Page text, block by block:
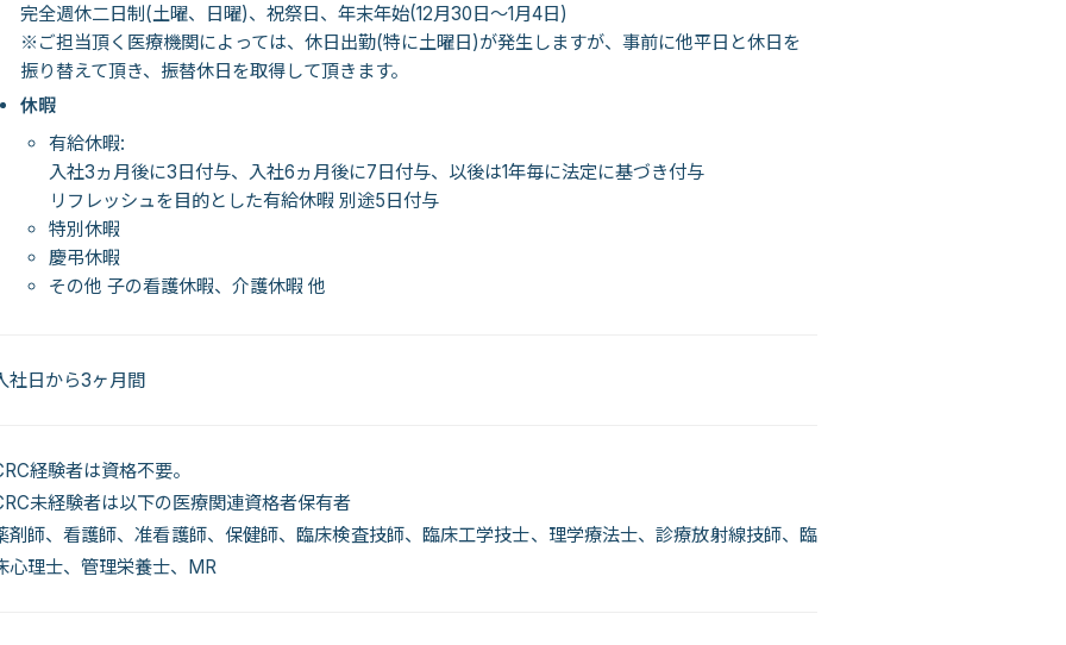
完全週休二日制(土曜、日曜)、祝祭日、年末年始(12月30日～1月4日)
※ご担当頂く医療機関によっては、休日出勤(特に土曜日)が発生しますが、事前に他平日と休日を
振り替えて頂き、振替休日を取得して頂きます。
休暇
有給休暇:
入社3ヵ月後に3日付与、入社6ヵ月後に7日付与、以後は1年毎に法定に基づき付与
リフレッシュを目的とした有給休暇 別途5日付与
特別休暇
慶弔休暇
その他 子の看護休暇、介護休暇 他
社日から3ヶ月間
経験者は資格不要。
未経験者は以下の医療関連資格者保有者
剤師、看護師、准看護師、保健師、臨床検査技師、臨床工学技士、理学療法士、診療放射線技師、臨
心理士、管理栄養士、MR